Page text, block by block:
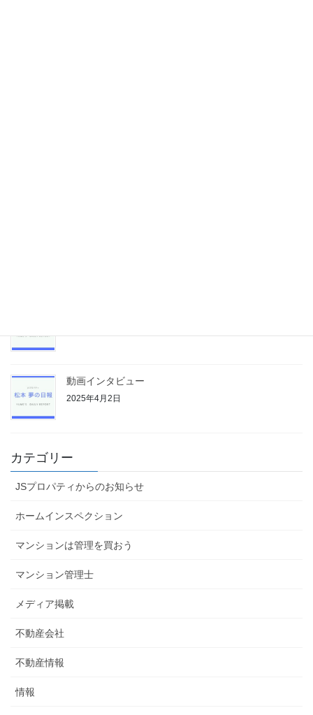
動画インタビュー
2025年4月2日
カテゴリー
JSプロパティからのお知らせ
ホームインスペクション
マンションは管理を買おう
マンション管理士
メディア掲載
不動産会社
不動産情報
情報